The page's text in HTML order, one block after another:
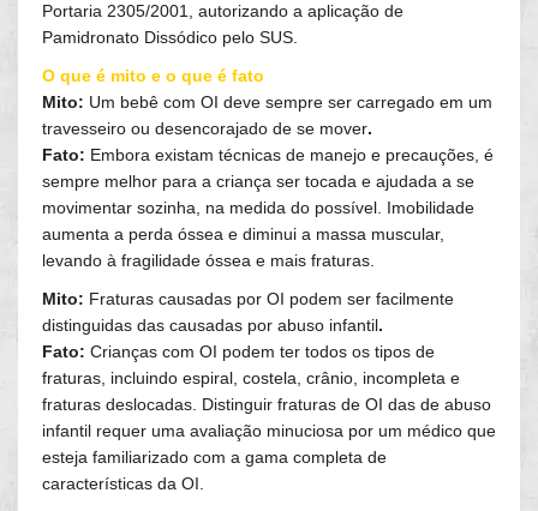
Portaria 2305/2001, autorizando a aplicação de
Pamidronato Dissódico pelo SUS.
O que é mito e o que é fato
Mito: Um bebê com OI deve sempre ser carregado em um
travesseiro ou desencorajado de se mover.
Fato: Embora existam técnicas de manejo e precauções, é
sempre melhor para a criança ser tocada e ajudada a se
movimentar sozinha, na medida do possível. Imobilidade
aumenta a perda óssea e diminui a massa muscular,
levando à fragilidade óssea e mais fraturas.
Mito: Fraturas causadas por OI podem ser facilmente
distinguidas das causadas por abuso infantil.
Fato: Crianças com OI podem ter todos os tipos de
fraturas, incluindo espiral, costela, crânio, incompleta e
fraturas deslocadas. Distinguir fraturas de OI das de abuso
infantil requer uma avaliação minuciosa por um médico que
esteja familiarizado com a gama completa de
características da OI.